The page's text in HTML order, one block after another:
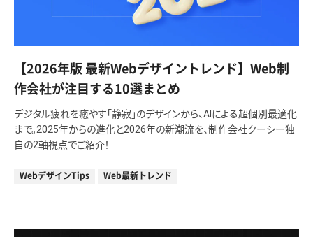
【2026年版 最新Webデザイントレンド】Web制
作会社が注目する10選まとめ
デジタル疲れを癒やす「静寂」のデザインから、AIによる超個別最適化
まで。2025年からの進化と2026年の新潮流を、制作会社クーシー独
自の2軸視点でご紹介！
WebデザインTips Web最新トレンド